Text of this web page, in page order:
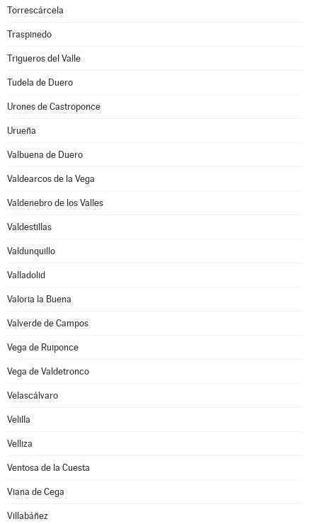
Torrescárcela
Traspinedo
Trigueros del Valle
Tudela de Duero
Urones de Castroponce
Urueña
Valbuena de Duero
Valdearcos de la Vega
Valdenebro de los Valles
Valdestillas
Valdunquillo
Valladolid
Valoria la Buena
Valverde de Campos
Vega de Ruiponce
Vega de Valdetronco
Velascálvaro
Velilla
Velliza
Ventosa de la Cuesta
Viana de Cega
Villabáñez